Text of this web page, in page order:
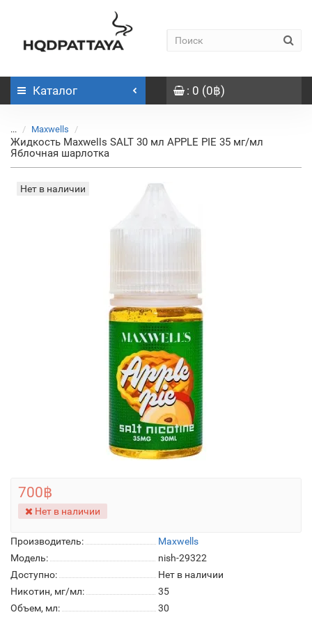
Каталог : 0 (0฿)
... Maxwells
Жидкость Maxwells SALT 30 мл APPLE PIE 35 мг/мл
Яблочная шарлотка
Нет в наличии
Производитель:
Maxwells
Модель:
nish-29322
Доступно:
Нет в наличии
Никотин, мг/мл:
35
Объем, мл:
30
700฿
Нет в наличии